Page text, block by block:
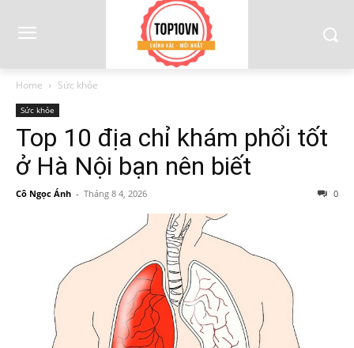
Home Sức khỏe
Sức khỏe
Top 10 địa chỉ khám phổi tốt
ở Hà Nội bạn nên biết
Cô Ngọc Ánh - Tháng 8 4, 2026 0